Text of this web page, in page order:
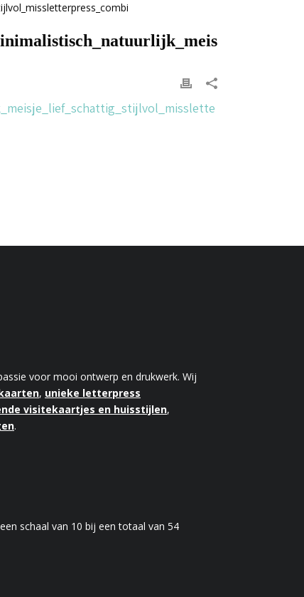
voor mooi ontwerp en drukwerk. Wij
, unieke letterpress
visitekaartjes en huisstijlen,
.
schaal van 10 bij een totaal van 54